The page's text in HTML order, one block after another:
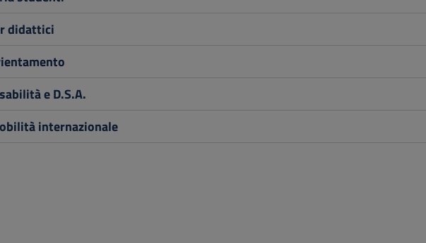
didattici
e D.S.A.
internazionale